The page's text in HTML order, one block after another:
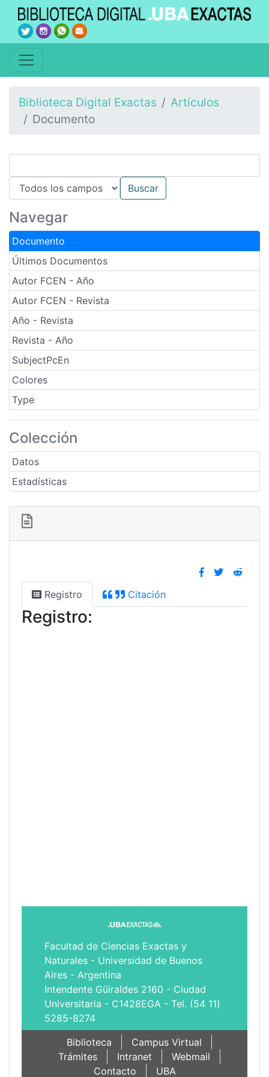
Biblioteca Digital Exactas
Artículos
Documento
Navegar
Documento
Últimos Documentos
Autor FCEN - Año
Autor FCEN - Revista
Año - Revista
Revista - Año
SubjectPcEn
Colores
Type
Colección
Datos
Estadísticas
Registro Citación
Registro:
Facultad de Ciencias Exactas y
Naturales - Universidad de Buenos
Aires - Argentina
Intendente Güiraldes 2160 - Ciudad
Universitaria - C1428EGA - Tel. (54 11)
5285-8274
Biblioteca
Campus Virtual
Trámites
Intranet
Webmail
Contacto
UBA